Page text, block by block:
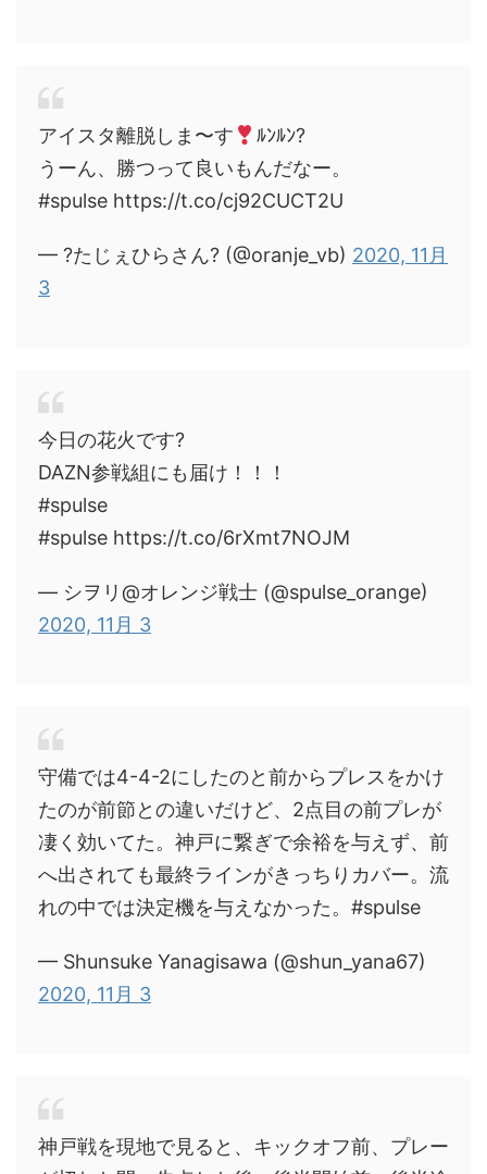
アイスタ離脱しま〜す
ﾙﾝﾙﾝ?
うーん、勝つって良いもんだなー。
#spulse https://t.co/cj92CUCT2U
— ?たじぇひらさん? (@oranje_vb) 2020, 11月
3
今日の花火です?
DAZN参戦組にも届け！！！
#spulse
#spulse https://t.co/6rXmt7NOJM
— シヲリ@オレンジ戦士 (@spulse_orange)
2020, 11月 3
守備では4-4-2にしたのと前からプレスをかけ
たのが前節との違いだけど、2点目の前プレが
凄く効いてた。神戸に繋ぎで余裕を与えず、前
へ出されても最終ラインがきっちりカバー。流
れの中では決定機を与えなかった。#spulse
— Shunsuke Yanagisawa (@shun_yana67)
2020, 11月 3
神戸戦を現地で見ると、キックオフ前、プレー